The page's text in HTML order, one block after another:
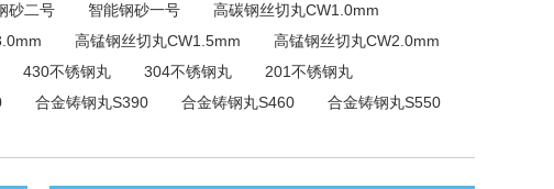
砂二号 智能钢砂一号
高碳钢丝切丸CW1.0mm
高锰钢丝切丸CW1.5mm
高锰钢丝切丸CW2.0mm
430不锈钢丸 304不锈钢丸
201不锈钢丸
合金铸钢丸S390 合金铸钢丸S460
合金铸钢丸S550